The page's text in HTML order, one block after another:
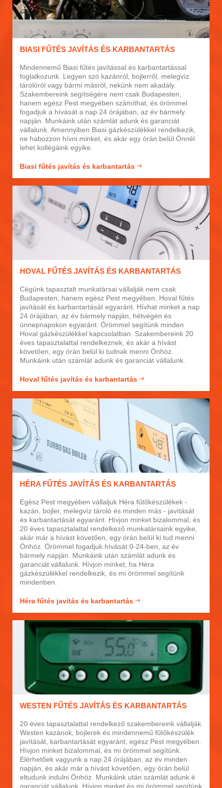
BIASI FŰTÉS JAVÍTÁS ÉS KARBANTARTÁS
Mindennemű Biasi fűtés javítással és karbantartással
foglalkozunk. Legyen szó kazánról, bojlerről, melegvíz
tárolóról vagy bármi másról, nekünk nem akadály.
Szakembereink segítségére nem csak Budapesten,
hanem egész Pest megyében számíthat, és örömmel
fogadjuk a hívását a nap 24 órájában, az év bármely
napján. Munkáink után számlát adunk és garanciát
vállalunk. Amennyiben Biasi gázkészülékkel rendelkezik,
ne habozzon hívni minket, és akár egy órán belül Önnél
lehet kollégáink egyike.
Biasi fűtés javítás és karbantartás
HOVAL FŰTÉS JAVÍTÁS ÉS KARBANTARTÁS
Cégünk tapasztalt munkatársai vállalják nem csak
Budapesten, hanem egész Pest megyében, Hoval fűtés
javítását és karbantartását egyaránt. Hívhat minket a nap
24 órájában, az év bármely napján, hétvégén és
ünnepnapokon egyaránt. Örömmel segítünk minden
Hoval gázkészülékkel kapcsolatban. Szakembereink 20
éves tapasztalattal rendelkeznek, és akár a hívást
követően, egy órán belül ki tudnak menni Önhöz.
Munkáink után számlát adunk és garanciát vállalunk.
Hoval fűtés javítás és karbantartás
HÉRA FŰTÉS JAVÍTÁS ÉS KARBANTARTÁS
Egész Pest megyében vállaljuk Héra fűtőkészülékek -
kazán, bojler, melegvíz tároló és minden más - javítását
és karbantartását egyaránt. Hívjon minket bizalommal, és
20 éves tapasztalattal rendelkező munkatársaink egyike,
akár már a hívást követően, egy órán belül ki tud menni
Önhöz. Örömmel fogadjuk hívását 0-24-ben, az év
bármely napján. Munkáink után számlát adunk és
garanciát vállalunk. Hívjon minket, ha Héra
gázkészülékkel rendelkezik, és mi örömmel segítünk
mindenben.
Héra fűtés javítás és karbantartás
WESTEN FŰTÉS JAVÍTÁS ÉS KARBANTARTÁS
20 éves tapasztalattal rendelkező szakembereink vállalják
Westen kazánok, bojlerek és mindennemű fűtőkészülék
javítását, karbantartását egyaránt, egész Pest megyében.
Hívjon minket bizalommal, és mi örömmel segítünk.
Elérhetőek vagyunk a nap 24 órájában, az év minden
napján, és akár már a hívást követően, egy órán belül
eltudunk indulni Önhöz. Munkáink után számlát adunk é
garanciát vállalunk. Hívjon minket és mi örömmel segítünk